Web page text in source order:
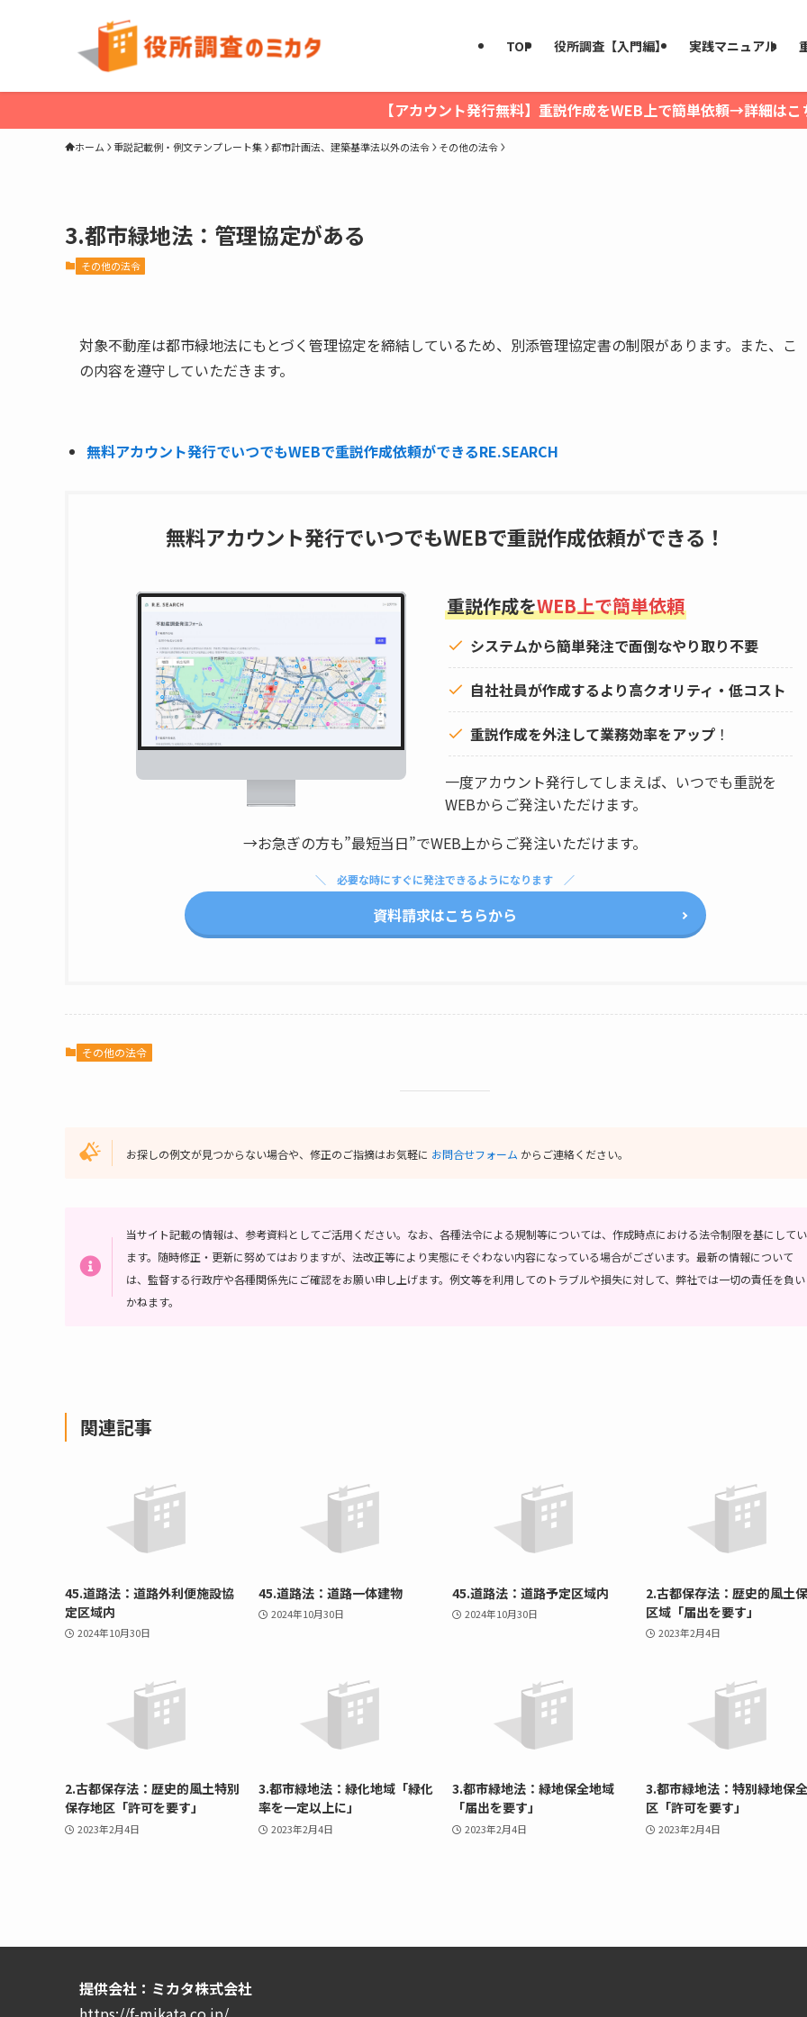
TOP 役所調査【入門編】 実践マニュアル
【アカウント発行無料】重説作成をWEB上で簡単依頼→詳細はこ
ホーム 重説記載例・例文テンプレート集 都市計画法、建築基準法以外の法令 その他の法令
3.都市緑地法：管理協定がある
その他の法令
対象不動産は都市緑地法にもとづく管理協定を締結しているため、別添管理協定書の制限があります。また、こ
の内容を遵守していただきます。
無料アカウント発行でいつでもWEBで重説作成依頼ができるRE.SEARCH
無料アカウント発行でいつでもWEBで重説作成依頼ができる！
重説作成をWEB上で簡単依頼
システムから簡単発注で面倒なやり取り不要
自社社員が作成するより高クオリティ・低コスト
重説作成を外注して業務効率をアップ ！
一度アカウント発行してしまえば、いつでも重説を
WEBからご発注いただけます。
→お急ぎの方も”最短当日”でWEB上からご発注いただけます。
必要な時にすぐに発注できるようになります
資料請求はこちらから
その他の法令
お探しの例文が見つからない場合や、修正のご指摘はお気軽に お問合せフォーム からご連絡ください。
当サイト記載の情報は、参考資料としてご活用ください。 なお、各種法令による規制等については、作成時点における法令制限を基にしてい
ます。随時修正・更新に努めてはおりますが、法改正等により実態にそぐわない内容になっている場合がございます。最新の情報について
は、監督する行政庁や各種関係先にご確認をお願い申し上げます。 例文等を利用してのトラブルや損失に対して、弊社では一切の責任を負い
かねます。
関連記事
45.道路法：道路外利便施設協
定区域内
2024年10月30日
45.道路法：道路一体建物
2024年10月30日
45.道路法：道路予定区域内
2024年10月30日
2.古都保存法：歴史的風土
区域「届出を要す」
2023年2月4日
2.古都保存法：歴史的風土特別
保存地区「許可を要す」
2023年2月4日
3.都市緑地法：緑化地域「緑化
率を一定以上に」
2023年2月4日
3.都市緑地法：緑地保全地域
「届出を要す」
2023年2月4日
3.都市緑地法：特別緑地保
区「許可を要す」
2023年2月4日
提供会社：ミカタ株式会社